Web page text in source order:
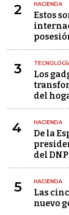
2 HACIENDA
Estos
3
Los
del
4 HACIENDA
De la
del DNP
5 HACIENDA
Las
nuevo